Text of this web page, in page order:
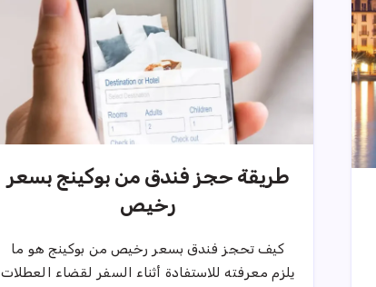
طريقة حجز فندق من بوكينج بسعر
رخيص
كيف تحجز فندق بسعر رخيص من بوكينج هو ما
يلزم معرفته للاستفادة أثناء السفر لقضاء العطلات